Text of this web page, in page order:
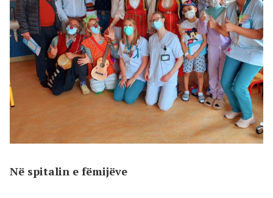
Në spitalin e fëmijëve